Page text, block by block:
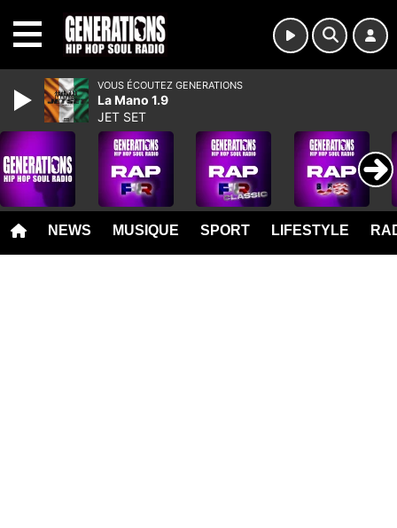
NEWS MUSIQUE SPORT LIFESTYLE
VOUS ÉCOUTEZ GENERATIONS
La Mano 1.9
JET SET